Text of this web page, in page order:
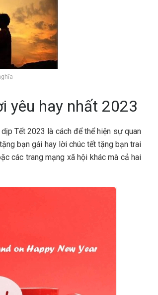
yêu hay nhất 2023
Tết 2023 là cách để thể hiện sự quan
bạn gái hay lời chúc tết tặng bạn trai
các trang mạng xã hội khác mà cả hai